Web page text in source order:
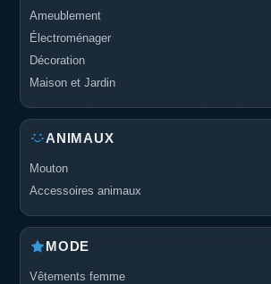
Ameublement
Électroménager
Décoration
Maison et Jardin
ANIMAUX
Mouton
Accessoires animaux
MODE
Vêtements femme